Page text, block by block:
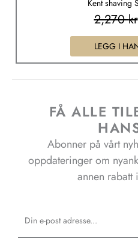
Kent shaving
2,270kr
LEGG I
FÅ ALLE
Abonner på vårt
oppdateringer om
annen rabatt